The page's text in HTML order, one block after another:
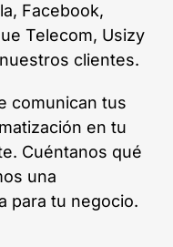
Facebook,
Telecom, Usizy
clientes.
comunican tus
en tu
Cuéntanos qué
una
para tu negocio.